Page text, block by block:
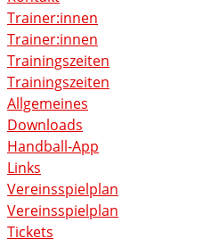
Trainer:innen
Trainer:innen
Trainingszeiten
Trainingszeiten
Allgemeines
Downloads
Handball-App
Links
Vereinsspielplan
Vereinsspielplan
Tickets